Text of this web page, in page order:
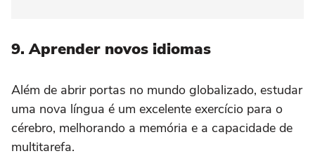
9. Aprender novos idiomas
Além de abrir portas no mundo globalizado, estudar
uma nova língua é um excelente exercício para o
cérebro, melhorando a memória e a capacidade de
multitarefa.